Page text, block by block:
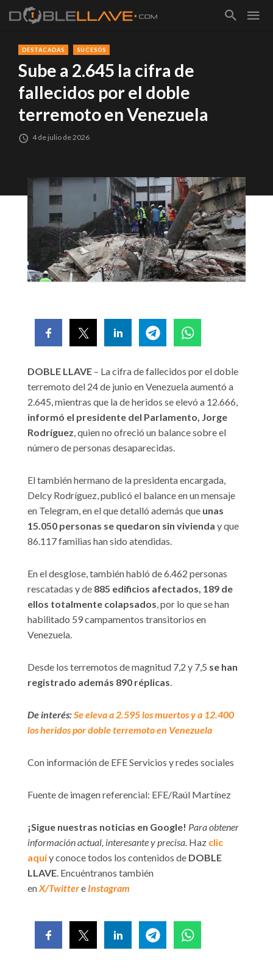
DESTACADAS SUCESOS
Sube a 2.645 la cifra de
fallecidos por el doble
terremoto en Venezuela
4 de julio de 2026
DOBLE LLAVE – La cifra de fallecidos por el doble
terremoto del 24 de junio en Venezuela aumentó a
2.645, mientras que la de heridos se elevó a 12.666,
informó el presidente del Parlamento, Jorge
Rodríguez, quien no ofreció un balance sobre el
número de personas desaparecidas.
El también hermano de la presidenta encargada,
Delcy Rodríguez, publicó el balance en un mensaje
en Telegram, en el que detalló además que unas
15.050 personas se quedaron sin vivienda y que
86.117 familias han sido atendidas.
En el desglose, también habló de 6.462 personas
rescatadas y de 885 edificios afectados, 189 de
ellos totalmente colapsados, por lo que se han
habilitado 59 campamentos transitorios en
Venezuela.
Desde los terremotos de magnitud 7,2 y 7,5 se han
registrado además 890 réplicas.
De interés:Se eleva a 2.595 los muertos y a 12.400
los heridos por doble terremoto en Venezuela
Con información de EFE Servicios y redes sociales
Fuente de imagen referencial: EFE/Raúl Martínez
¡Sigue nuestras noticias en Google! Para obtener
información actual, interesante y precisa. Haz clic
aquíy conoce todos los contenidos de DOBLE
LLAVE. Encuéntranos también
enX/Twittere Instagram